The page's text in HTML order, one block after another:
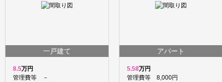
一戸建て
8.5万円
管理費等 －
アパート
5.58万円
管理費等 8,000円